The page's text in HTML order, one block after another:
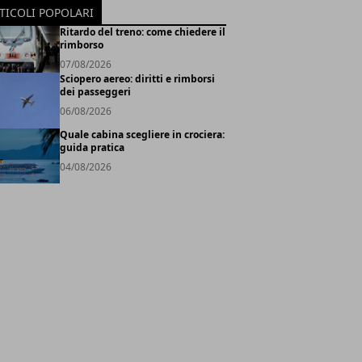
POPOLARI
Ritardo del treno: come chiedere il
rimborso
07/08/2026
Sciopero aereo: diritti e rimborsi
dei passeggeri
06/08/2026
Quale cabina scegliere in crociera:
guida pratica
04/08/2026